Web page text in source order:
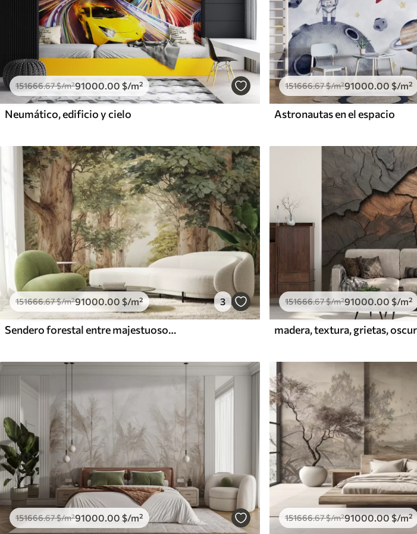
151666.67$/m²91000 .00 $/m²
Neumático, edificio y cielo
151666.67$/m²91000 .00 $/m²
Astronautas en el espacio
151666.67$/m²91000.00 $/m² 3
Sendero forestal entre majestuosos árboles en estilo acuarela
151666.67$/m²91000.00 $/m²
151666.67$/m²91000 .00 $/m² 151666.67$/m²91000.00$/m²